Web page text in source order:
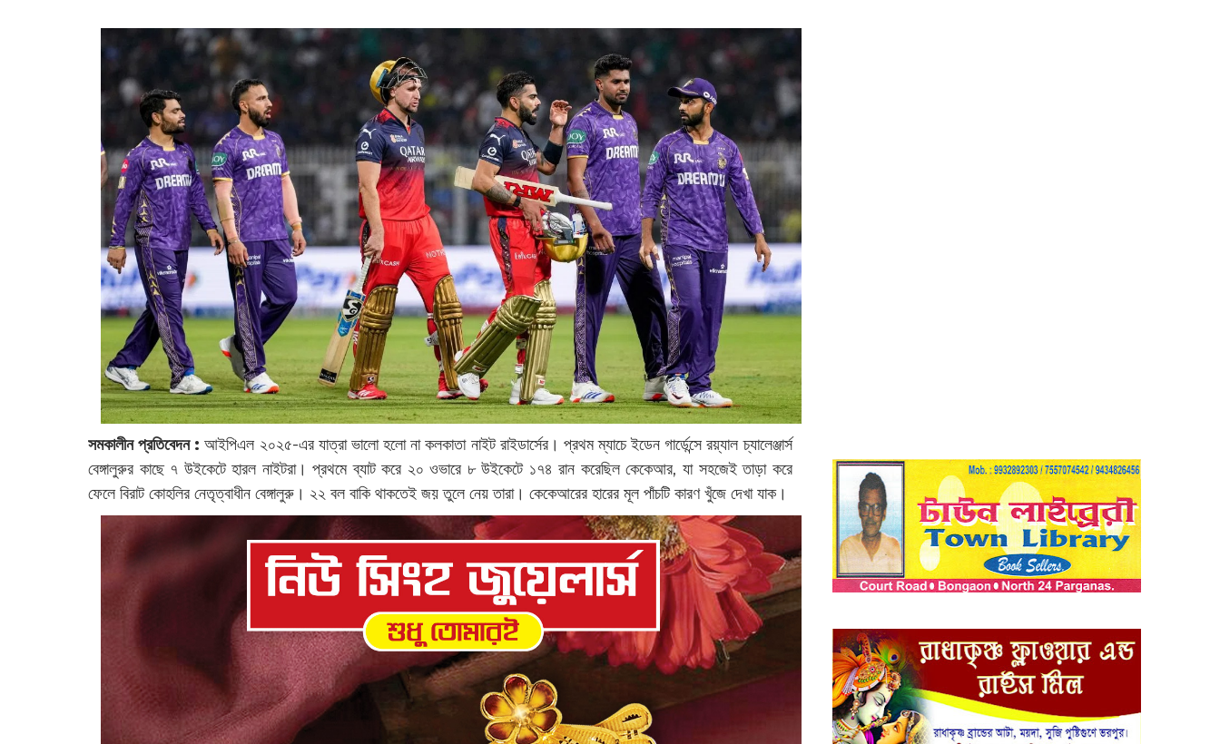
সমকালীন প্রতিবেদন : ‌আইপিএল ২০২৫-এর যাত্রা ভালো হলো না কলকাতা নাইট রাইডার্সের। প্রথম ম্যাচে ইডেন গার্ডেন্সে রয়্যাল চ্যালেঞ্জার্স
বেঙ্গালুরুর কাছে ৭ উইকেটে হারল নাইটরা। প্রথমে ব্যাট করে ২০ ওভারে ৮ উইকেটে ১৭৪ রান করেছিল কেকেআর, যা সহজেই তাড়া করে
ফেলে বিরাট কোহলির নেতৃত্বাধীন বেঙ্গালুরু। ২২ বল বাকি থাকতেই জয় তুলে নেয় তারা। কেকেআরের হারের মূল পাঁচটি কারণ খুঁজে দেখা যাক।